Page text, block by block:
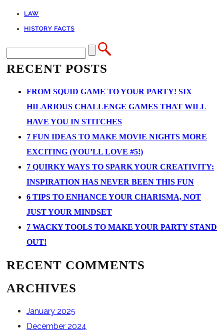
LAW
HISTORY FACTS
RECENT POSTS
FROM SQUID GAME TO YOUR PARTY! SIX
HILARIOUS CHALLENGE GAMES THAT WILL
HAVE YOU IN STITCHES
7 FUN IDEAS TO MAKE MOVIE NIGHTS MORE
EXCITING (YOU’LL LOVE #5!)
7 QUIRKY WAYS TO SPARK YOUR CREATIVITY:
INSPIRATION HAS NEVER BEEN THIS FUN
6 TIPS TO ENHANCE YOUR CHARISMA, NOT
JUST YOUR MINDSET
7 WACKY TOOLS TO MAKE YOUR PARTY STAND
OUT!
RECENT COMMENTS
ARCHIVES
January 2025
December 2024